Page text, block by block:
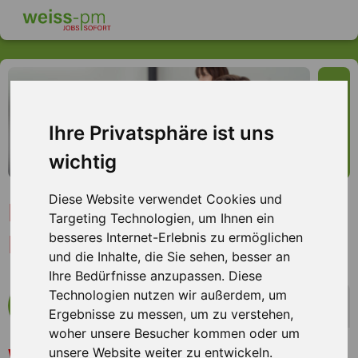
Ihre Privatsphäre ist uns
wichtig
Diese Website verwendet Cookies und
Targeting Technologien, um Ihnen ein
besseres Internet-Erlebnis zu ermöglichen
und die Inhalte, die Sie sehen, besser an
Ihre Bedürfnisse anzupassen. Diese
Technologien nutzen wir außerdem, um
Ergebnisse zu messen, um zu verstehen,
woher unsere Besucher kommen oder um
unsere Website weiter zu entwickeln.
Bürokraft (m/w/d) Kfm.
Mitarbeiter, Raum Würzburg
mehr Infos zum Arbeitsplatz
>>> BÜROSTUHLAKROBAT GESUCHT <<<